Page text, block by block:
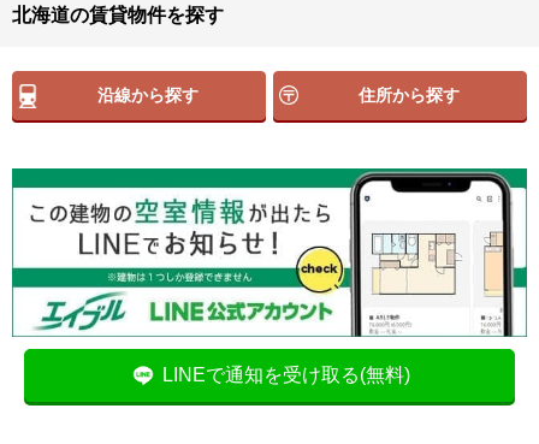
北海道の賃貸物件を探す
沿線から探す 住所から探す
LINEで通知を受け取る(無料)